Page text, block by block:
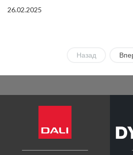
26.02.2025
Назад